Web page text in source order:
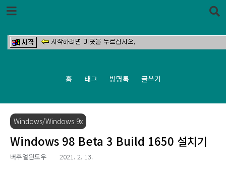
본문 바로가기
홈 태그 방명록 글쓰기
Windows/Windows 9x
Windows 98 Beta 3 Build 1650 설치기
버추얼윈도우 2021. 2. 13.